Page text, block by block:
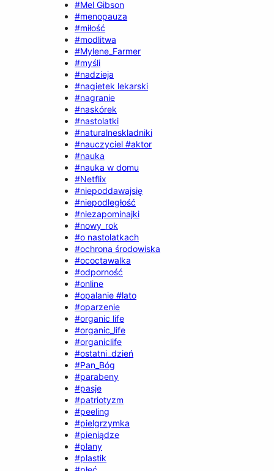
#Mel Gibson
#menopauza
#miłość
#modlitwa
#Mylene_Farmer
#myśli
#nadzieja
#nagietek lekarski
#nagranie
#naskórek
#nastolatki
#naturalneskladniki
#nauczyciel #aktor
#nauka
#nauka w domu
#Netflix
#niepoddawajsię
#niepodległość
#niezapominajki
#nowy_rok
#o nastolatkach
#ochrona środowiska
#ococtawalka
#odporność
#online
#opalanie #lato
#oparzenie
#organic life
#organic_life
#organiclife
#ostatni_dzień
#Pan_Bóg
#parabeny
#pasje
#patriotyzm
#peeling
#pielgrzymka
#pieniądze
#plany
#plastik